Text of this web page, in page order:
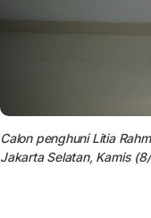
Calon penghuni Litia
Jakarta Selatan, Kamis